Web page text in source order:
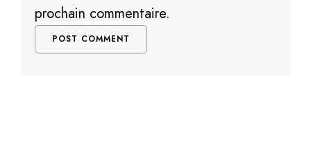
prochain commentaire.